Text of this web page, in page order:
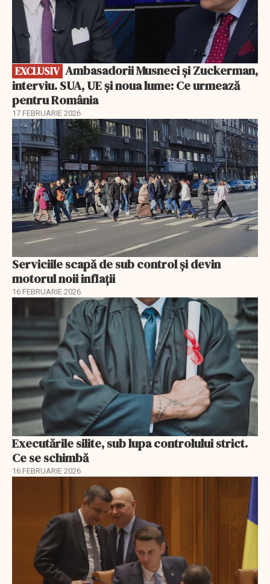
EXCLUSIV
interviu. SUA, UE și noua lume: Ce urmează
pentru România
17 FEBRUARIE 2026
Serviciile scapă de sub control și devin
motorul noii inflații
16 FEBRUARIE 2026
Executările silite, sub lupa controlului strict.
Ce se schimbă
16 FEBRUARIE 2026